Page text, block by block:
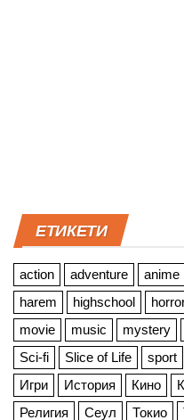
ЕТИКЕТИ
action adventure anime
harem
highschool
movie
music mystery
Sci-fi
Slice of Life sport
Игри
История Кино
Религия
Сеул Токио